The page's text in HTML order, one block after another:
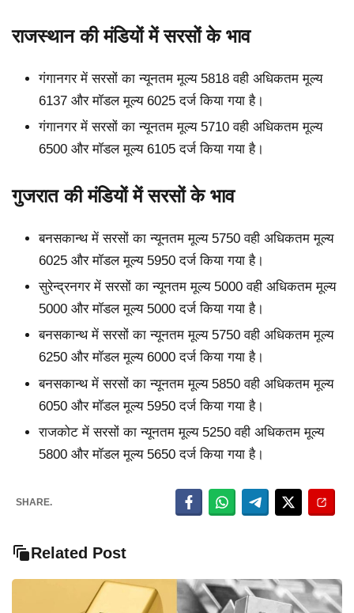
राजस्थान की मंडियों में सरसों के भाव
गंगानगर में सरसों का न्यूनतम मूल्य 5818 वही अधिकतम मूल्य
6137 और मॉडल मूल्य 6025 दर्ज किया गया है।
गंगानगर में सरसों का न्यूनतम मूल्य 5710 वही अधिकतम मूल्य
6500 और मॉडल मूल्य 6105 दर्ज किया गया है।
गुजरात की मंडियों में सरसों के भाव
बनसकान्थ में सरसों का न्यूनतम मूल्य 5750 वही अधिकतम मूल्य
6025 और मॉडल मूल्य 5950 दर्ज किया गया है।
सुरेन्द्रनगर में सरसों का न्यूनतम मूल्य 5000 वही अधिकतम मूल्य
5000 और मॉडल मूल्य 5000 दर्ज किया गया है।
बनसकान्थ में सरसों का न्यूनतम मूल्य 5750 वही अधिकतम मूल्य
6250 और मॉडल मूल्य 6000 दर्ज किया गया है।
बनसकान्थ में सरसों का न्यूनतम मूल्य 5850 वही अधिकतम मूल्य
6050 और मॉडल मूल्य 5950 दर्ज किया गया है।
राजकोट में सरसों का न्यूनतम मूल्य 5250 वही अधिकतम मूल्य
5800 और मॉडल मूल्य 5650 दर्ज किया गया है।
SHARE.
Related Post